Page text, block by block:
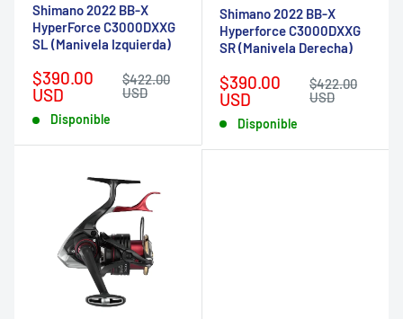
Shimano 2022 BB-X
HyperForce C3000DXXG
SL (Manivela Izquierda)
Precio
de
venta
$390.00
USD
Precio
habitual
$422.00
USD
Disponible
Shimano 2022 BB-X
Hyperforce C3000DXXG
SR (Manivela Derecha)
Precio
de
venta
$390.00
USD
Precio
habitual
$422.00
USD
Disponible